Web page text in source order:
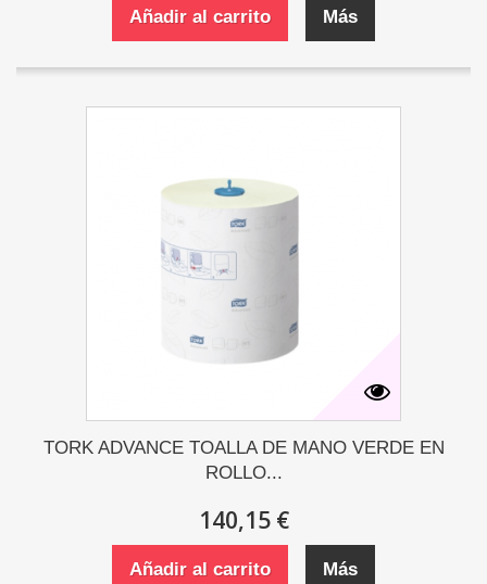
Añadir al carrito Más
TORK ADVANCE TOALLA DE MANO VERDE EN
ROLLO...
140,15 €
Añadir al carrito Más